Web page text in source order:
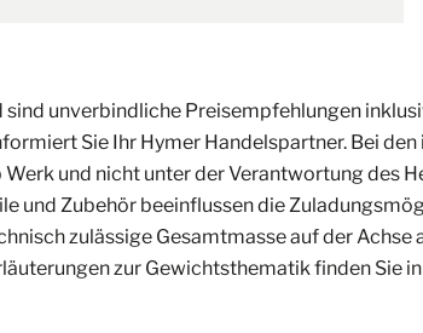
unverbindliche Preisempfehlungen
Sie Ihr Hymer Handelspartner. Bei
und nicht unter der Verantwortung des
und Zubehör beeinflussen die
zulässige Gesamtmasse auf der
zur Gewichtsthematik finden Sie